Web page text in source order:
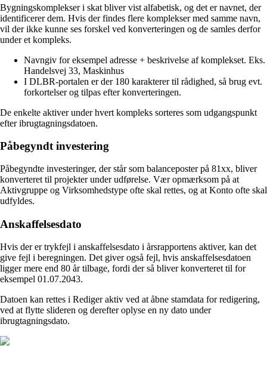
Bygningskomplekser i skat bliver vist alfabetisk, og det er navnet, der
identificerer dem. Hvis der findes flere komplekser med samme navn,
vil der ikke kunne ses forskel ved konverteringen og de samles derfor
under et kompleks.
Navngiv for eksempel adresse + beskrivelse af komplekset. Eks.
Handelsvej 33, Maskinhus
I DLBR-portalen er der 180 karakterer til rådighed, så brug evt.
forkortelser og tilpas efter konverteringen.
De enkelte aktiver under hvert kompleks sorteres som udgangspunkt
efter ibrugtagningsdatoen.
Påbegyndt investering
Påbegyndte investeringer, der står som balanceposter på 81xx, bliver
konverteret til projekter under udførelse. Vær opmærksom på at
Aktivgruppe og Virksomhedstype ofte skal rettes, og at Konto ofte skal
udfyldes.
Anskaffelsesdato
Hvis der er trykfejl i anskaffelsesdato i årsrapportens aktiver, kan det
give fejl i beregningen. Det giver også fejl, hvis anskaffelsesdatoen
ligger mere end 80 år tilbage, fordi der så bliver konverteret til for
eksempel 01.07.2043.
Datoen kan rettes i Rediger aktiv ved at åbne stamdata for redigering,
ved at flytte slideren og derefter oplyse en ny dato under
ibrugtagningsdato.